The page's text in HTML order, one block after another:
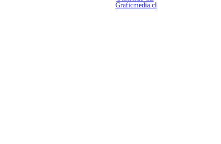
Graficmedia.cl